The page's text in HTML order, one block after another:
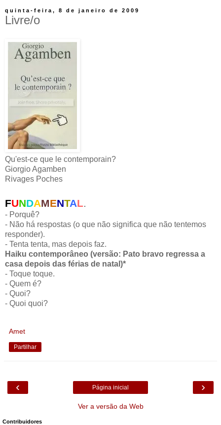
quinta-feira, 8 de janeiro de 2009
Livre/o
Qu'est-ce que le contemporain?
Giorgio Agamben
Rivages Poches
FUNDAMENTAL.
- Porquê?
- Não há respostas (o que não significa que não tentemos
responder).
- Tenta tenta, mas depois faz.
Haiku contemporâneo (versão: Pato bravo regressa a
casa depois das férias de natal)*
- Toque toque.
- Quem é?
- Quoi?
- Quoi quoi?
Amet
Partilhar
‹ ›
Página inicial
Ver a versão da Web
Contribuidores